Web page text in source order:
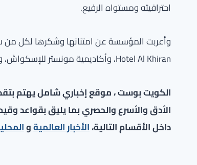
احترافيته ومستواه الرفيع.
Hotel Al Khiran، وأكاديمية مونستر للإسكواش، ومقهى Hoffee.
الكويت بوست ، موقع إخباري شامل يهتم
الأدق والأسرع والحصري بما يليق بقواعد
داخل الأقسام التالية،الأخبار العالميةو